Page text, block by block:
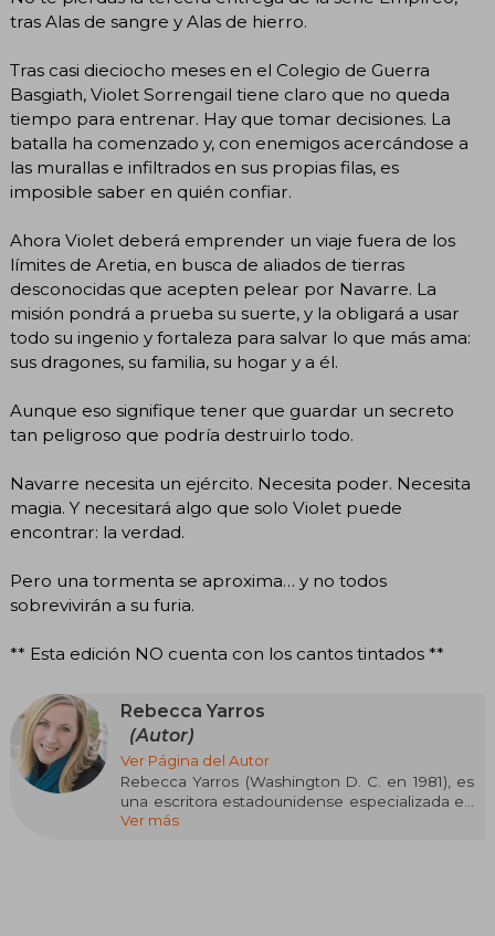
tras Alas de sangre y Alas de hierro.
Tras casi dieciocho meses en el Colegio de Guerra
Basgiath, Violet Sorrengail tiene claro que no queda
tiempo para entrenar. Hay que tomar decisiones. La
batalla ha comenzado y, con enemigos acercándose a
las murallas e infiltrados en sus propias filas, es
imposible saber en quién confiar.
Ahora Violet deberá emprender un viaje fuera de los
límites de Aretia, en busca de aliados de tierras
desconocidas que acepten pelear por Navarre. La
misión pondrá a prueba su suerte, y la obligará a usar
todo su ingenio y fortaleza para salvar lo que más ama:
sus dragones, su familia, su hogar y a él.
Aunque eso signifique tener que guardar un secreto
tan peligroso que podría destruirlo todo.
Navarre necesita un ejército. Necesita poder. Necesita
magia. Y necesitará algo que solo Violet puede
encontrar: la verdad.
Pero una tormenta se aproxima… y no todos
sobrevivirán a su furia.
** Esta edición NO cuenta con los cantos tintados **
Rebecca Yarros
(Autor)
Ver Página del Autor
Rebecca Yarros (Washington D. C. en 1981), es
una escritora estadounidense especializada en
fantasía romántica y romance contemporáneo.
Ver más